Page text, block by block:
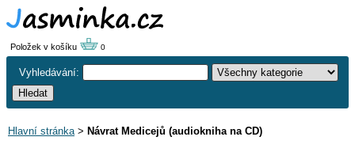
Položek v košíku 0
Vyhledávání:
Hlavní stránka> Návrat Medicejů (audiokniha na CD)